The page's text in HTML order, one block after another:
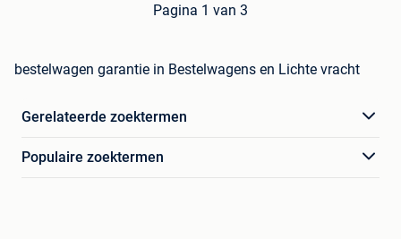
Pagina 1 van 3
bestelwagen garantie in Bestelwagens en Lichte vracht
Gerelateerde zoektermen
Populaire zoektermen